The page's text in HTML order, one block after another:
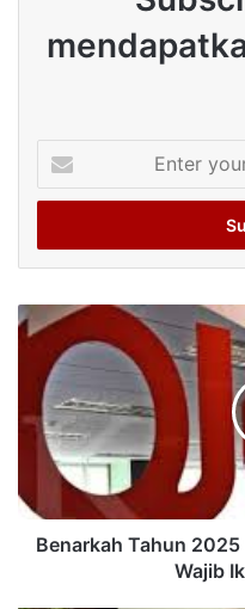
your
Email
Benarkah Tahun
Wajib